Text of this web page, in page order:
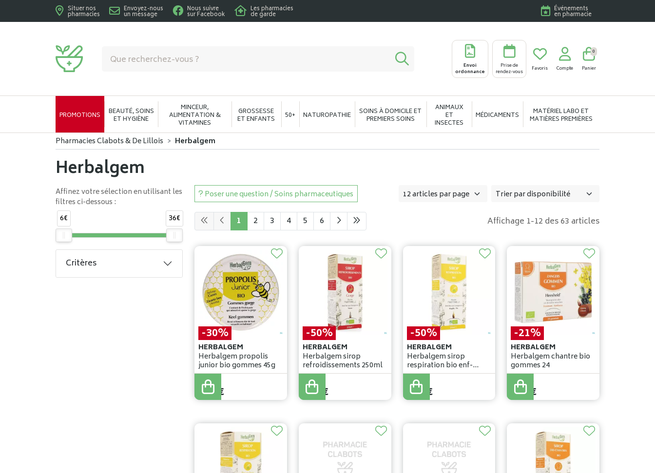
Situer nos
pharmacies
Envoyez-nous
un message
Nous suivre
sur Facebook
Les pharmacies
de garde
Événements
en pharmacie
Envoi
ordonnance
Prise de
rendez-vous
Favoris Compte Panier
0
PROMOTIONS BEAUTÉ, SOINS
ET HYGIÈNE
MINCEUR,
ALIMENTATION &
VITAMINES
GROSSESSE
ET ENFANTS 50+ NATUROPATHIE SOINS À DOMICILE ET
PREMIERS SOINS
ANIMAUX
ET
INSECTES
MÉDICAMENTS MATÉRIEL LABO ET
MATIÈRES PREMIÈRES
Pharmacies Clabots & De Lillois Herbalgem
Herbalgem
Poser une question / Soins pharmaceutiques
Affichage 1-12 des 63 articles
1 2 3 4 5 6
-30%
HERBALGEM
Herbalgem propolis
junior bio gommes 45g
8,95€
6,26 €
-50%
HERBALGEM
Herbalgem sirop
refroidissements 250ml
17,35
8,67 €
-50%
HERBALGEM
Herbalgem sirop
respiration bio enf-
adulte 250ml
17,35
8,67 €
-21%
HERBALGEM
Herbalgem chantre bio
gommes 24
11,30 €
8,95 €
Affinez votre sélection en utilisant les
filtres ci-dessous :
6€
36€
Critères